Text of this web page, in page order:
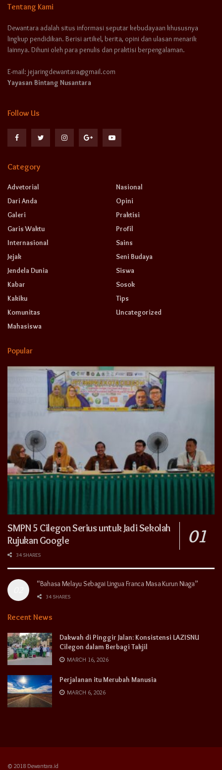
Tentang Kami
Dewantara adalah situs informasi seputar kebudayaan khususnya
lingkup pendidikan. Berisi artikel, berita, opini dan ulasan menarik
lainnya. Dihuni oleh para penulis dan praktisi berpengalaman.
E-mail: jejaringdewantara@gmail.com
Yayasan Bintang Nusantara
Follow Us
Category
Advetorial
Dari Anda
Galeri
Garis Waktu
Internasional
Jejak
Jendela Dunia
Kabar
Kakiku
Komunitas
Mahasiswa
Nasional
Opini
Praktisi
Profil
Sains
Seni Budaya
Siswa
Sosok
Tips
Uncategorized
Popular
SMPN 5 Cilegon Serius untuk Jadi Sekolah
Rujukan Google
34 SHARES
“Bahasa Melayu Sebagai Lingua Franca Masa Kurun Niaga”
34 SHARES
Recent News
Dakwah di Pinggir Jalan: Konsistensi LAZISNU
Cilegon dalam Berbagi Takjil
MARCH 16, 2026
Perjalanan itu Merubah Manusia
MARCH 6, 2026
© 2018 Dewantara.id